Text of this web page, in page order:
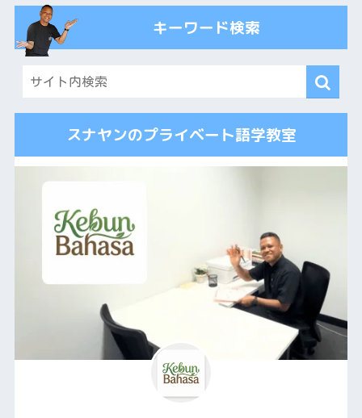
キーワード検索
スナヤンのプライベート語学教室